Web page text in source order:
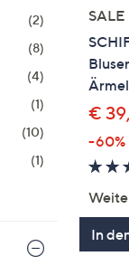
(2)
(8)
(4)
(1)
(10)
(1)
SALE
€
-60%
In